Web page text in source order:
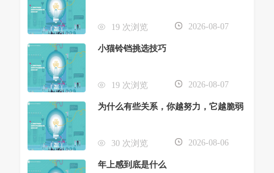
19 次浏览 2026-08-07
小猫铃铛挑选技巧
19 次浏览 2026-08-07
为什么有些关系，你越努力，它越脆弱
30 次浏览 2026-08-06
年上感到底是什么